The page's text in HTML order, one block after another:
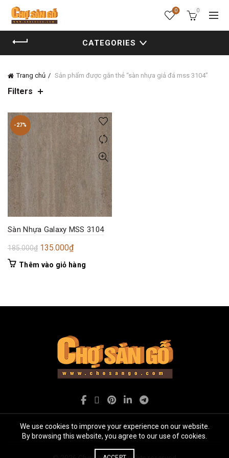
0 0
CATEGORIES
Trang chủ Sản phẩm được gắn thẻ “sàn nhựa giả đá mss 3104”
Filters
-27%
Sàn Nhựa Galaxy MSS 3104
185.000₫ Giá
gốc
135.000₫Giá
hiện
Thêm vào giỏ hàng
We use cookies to improve your experience on our website.
By browsing this website, you agree to our use of cookies.